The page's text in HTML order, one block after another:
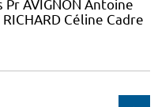
AVIGNON Antoine
Céline Cadre